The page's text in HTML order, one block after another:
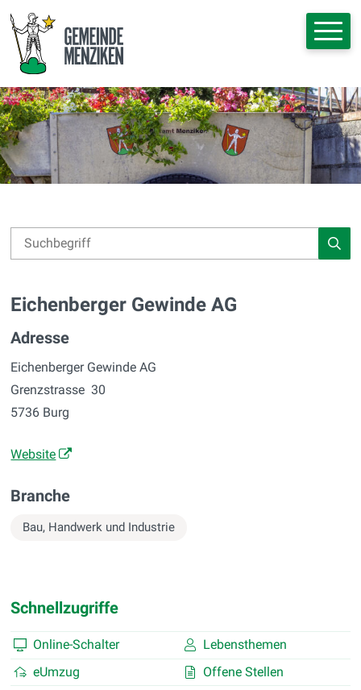
Navigieren in Menziken
Schnellnavigation
Eichenberger Gewinde AG
Adresse
Eichenberger Gewinde AG
Grenzstrasse 30
5736 Burg
Website
Branche
Bau, Handwerk und Industrie
Suche
Suchbegriff
Schnellzugriffe
Online-Schalter
Lebensthemen
eUmzug
Offene Stellen